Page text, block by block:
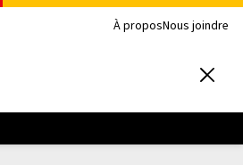
À proposNous joindre